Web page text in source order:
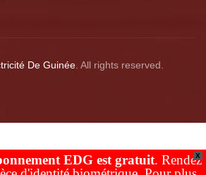
De Guinée . All rights reserved.
X
EDG est gratuit. Rendez